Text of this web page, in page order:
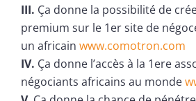
III. Ça donne la possibilité de
premium sur le 1er site de
un africain www.comotron.com
IV. Ça donne l’accès à la 1ere
négociants africains au monde